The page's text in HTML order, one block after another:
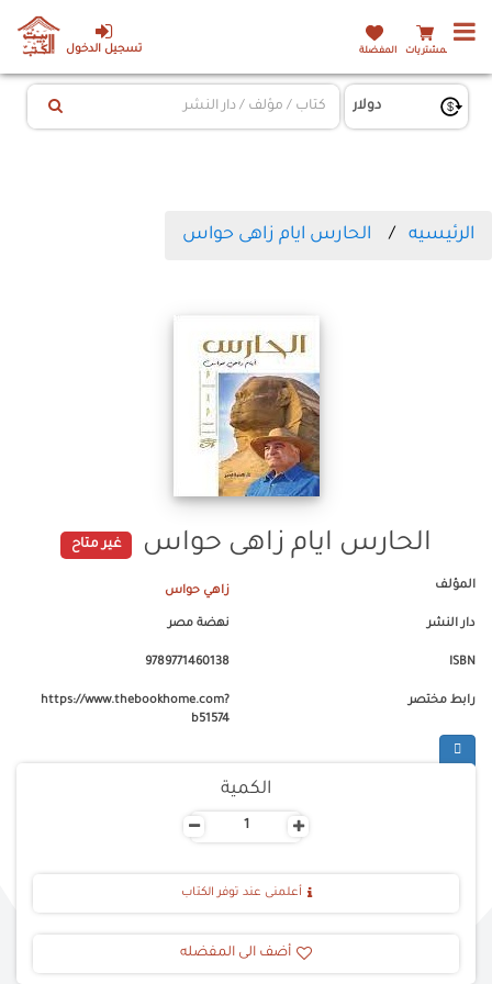
تسجيل الدخول المشتريات المفضلة
الرئيسيه الحارس ايام زاهى حواس
الحارس ايام زاهى حواس غير متاح
المؤلف زاهي حواس
دار النشر نهضة مصر
ISBN
9789771460138
رابط مختصر
https://www.thebookhome.com?
b51574
الكمية
- +
أعلمنى عند توفر الكتاب
أضف الى المفضله